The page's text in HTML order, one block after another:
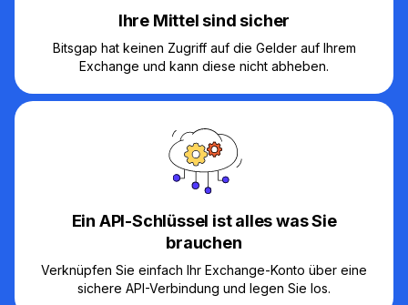
Ihre Mittel sind sicher
Bitsgap hat keinen Zugriff auf die Gelder auf Ihrem
Exchange und kann diese nicht abheben.
Ein API-Schlüssel ist alles was Sie
brauchen
Verknüpfen Sie einfach Ihr Exchange-Konto über eine
sichere API-Verbindung und legen Sie los.